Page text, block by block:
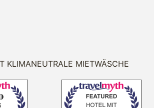
KLIMANEUTRALE MIETWÄSCHE